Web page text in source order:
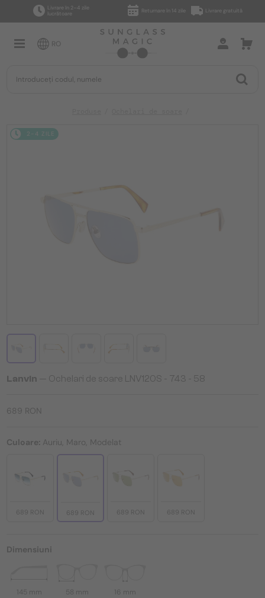
Livrare în 2–4 zile
lucrătoare
Returnare în 14 zile Livrare gratuită
RO
2-4 ZILE
Lanvin — Ochelari de soare LNV120S - 743 - 58
689 RON
Culoare: Auriu, Maro, Modelat
689 RON 689 RON 689 RON 689 RON
Dimensiuni
145 mm 58 mm 16 mm